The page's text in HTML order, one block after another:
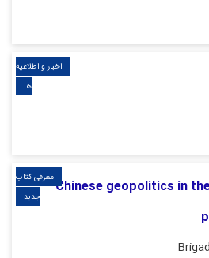
اخبار و اطلاعیه
ها
Chinese geopolitics inمعرفی کتاب
جدید